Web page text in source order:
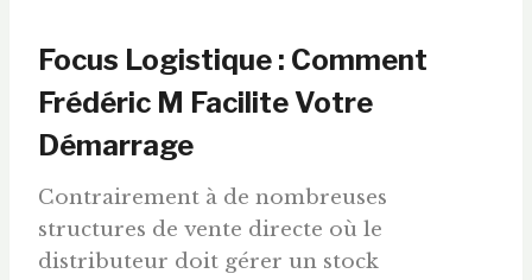
Focus Logistique : Comment
Frédéric M Facilite Votre
Démarrage
Contrairement à de nombreuses
structures de vente directe où le
distributeur doit gérer un stock